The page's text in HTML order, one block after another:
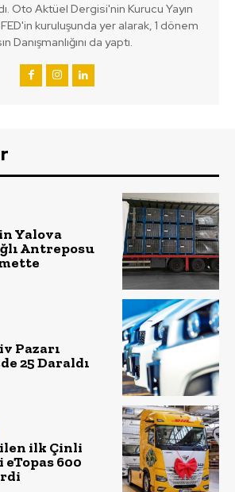
Oto Aktüel Dergisi'nin Kurucu Yayın
kuruluşunda yer alarak, 1 dönem
Danışmanlığını da yaptı.
Yalova
Antreposu
Pazarı
25 Daraldı
ilk Çinli
600